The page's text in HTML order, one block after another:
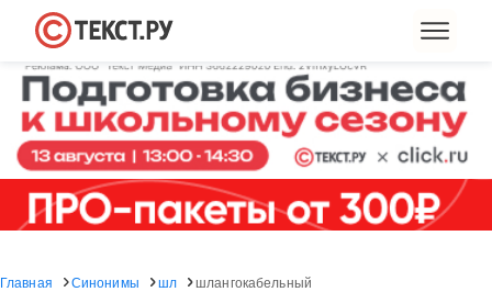
Главная Синонимы шл шлангокабельный